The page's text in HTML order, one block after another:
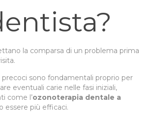
la comparsa di un problema prima
precoci sono fondamentali proprio per
eventuali carie nelle fasi iniziali,
come l’ozonoterapia dentale a
essere più efficaci.